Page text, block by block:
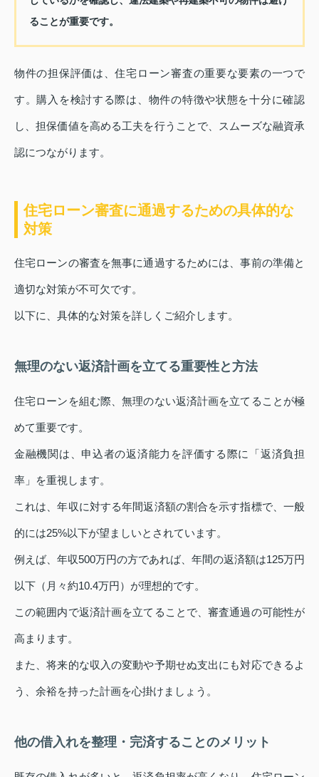
ることが重要です。
物件の担保評価は、住宅ローン審査の重要な要素の一つで
す。購入を検討する際は、物件の特徴や状態を十分に確認
し、担保価値を高める工夫を行うことで、スムーズな融資承
認につながります。
住宅ローン審査に通過するための具体的な
対策
住宅ローンの審査を無事に通過するためには、事前の準備と
適切な対策が不可欠です。
以下に、具体的な対策を詳しくご紹介します。
無理のない返済計画を立てる重要性と方法
住宅ローンを組む際、無理のない返済計画を立てることが極
めて重要です。
金融機関は、申込者の返済能力を評価する際に「返済負担
率」を重視します。
これは、年収に対する年間返済額の割合を示す指標で、一般
的には25%以下が望ましいとされています。
例えば、年収500万円の方であれば、年間の返済額は125万円
以下（月々約10.4万円）が理想的です。
この範囲内で返済計画を立てることで、審査通過の可能性が
高まります。
また、将来的な収入の変動や予期せぬ支出にも対応できるよ
う、余裕を持った計画を心掛けましょう。
他の借入れを整理・完済することのメリット